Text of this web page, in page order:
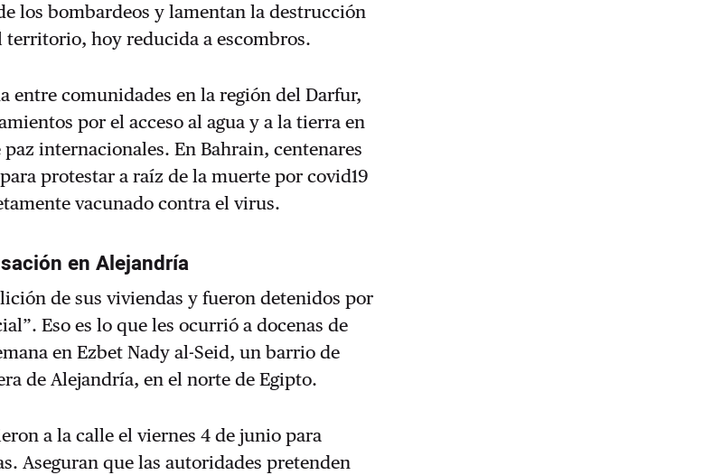
los bombardeos y lamentan la destrucción
hoy reducida a escombros.
entre comunidades en la región del Darfur,
por el acceso al agua y a la tierra en
internacionales. En Bahrain, centenares
protestar a raíz de la muerte por covid19
vacunado contra el virus.
en Alejandría
de sus viviendas y fueron detenidos por
Eso es lo que les ocurrió a docenas de
en Ezbet Nady al-Seid, un barrio de
de Alejandría, en el norte de Egipto.
a la calle el viernes 4 de junio para
Aseguran que las autoridades pretenden